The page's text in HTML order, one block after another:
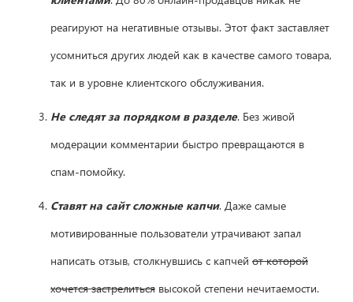
реагируют на негативные отзывы. Этот факт заставляет
усомниться других людей как в качестве самого товара,
так и в уровне клиентского обслуживания.
Не следят за порядком в разделе. Без живой
модерации комментарии быстро превращаются в
спам-помойку.
Ставят на сайт сложные капчи. Даже самые
мотивированные пользователи утрачивают запал
написать отзыв, столкнувшись с капчей от которой
хочется застрелиться высокой степени нечитаемости.